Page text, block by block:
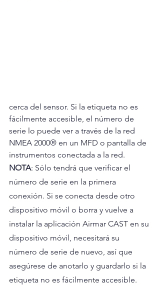
cerca del sensor. Si la etiqueta no es
fácilmente accesible, el número de
serie lo puede ver a través de la red
NMEA 2000® en un MFD o pantalla de
instrumentos conectada a la red.
NOTA: Sólo tendrá que verificar el
número de serie en la primera
conexión. Si se conecta desde otro
dispositivo móvil o borra y vuelve a
instalar la aplicación Airmar CAST en su
dispositivo móvil, necesitará su
número de serie de nuevo, así que
asegúrese de anotarlo y guardarlo si la
etiqueta no es fácilmente accesible.